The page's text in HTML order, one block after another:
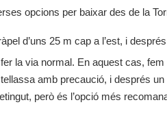
opcions per baixar des de la
d’uns 25 m cap a l’est, i
la via normal. En aquest cas,
amb precaució, i després
però és l’opció més